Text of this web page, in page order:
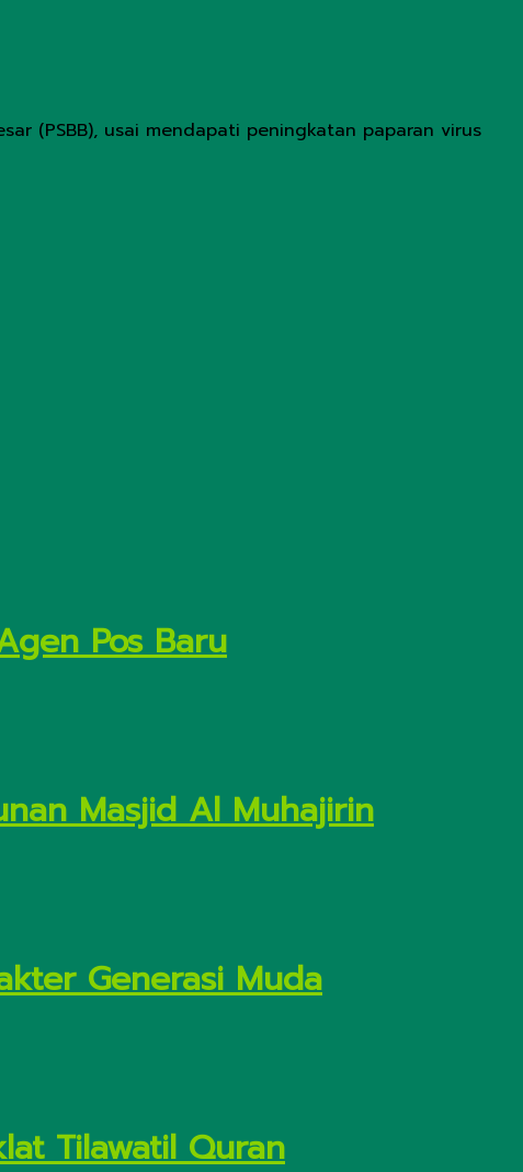
(PSBB), usai mendapati peningkatan paparan virus
Pos Baru
Masjid Al Muhajirin
Generasi Muda
Tilawatil Quran